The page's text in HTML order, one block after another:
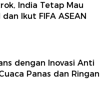
India Tetap Mau
Ikut FIFA ASEAN
dengan Inovasi Anti
Panas dan Ringan